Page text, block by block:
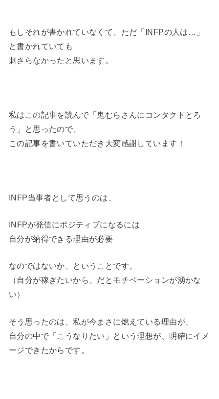
もしそれが書かれていなくて、ただ「INFPの人は…」
と書かれていても
刺さらなかったと思います。
私はこの記事を読んで「鬼むらさんにコンタクトとろ
う」と思ったので、
この記事を書いていただき大変感謝しています！
INFP当事者として思うのは、
INFPが発信にポジティブになるには
自分が納得できる理由が必要
なのではないか、ということです。
（自分が稼ぎたいから、だとモチベーションが湧かな
い）
そう思ったのは、私が今まさに燃えている理由が、
自分の中で「こうなりたい」という理想が、明確にイメ
ージできたからです。